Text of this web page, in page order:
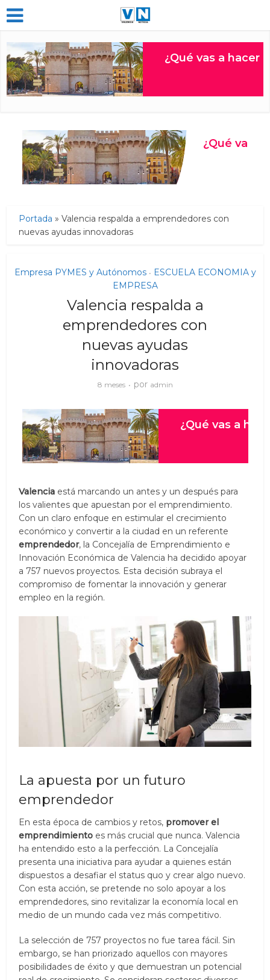
Portada »Valencia respalda a emprendedores con
nuevas ayudas innovadoras
Empresa PYMES y Autónomos • ESCUELA ECONOMIA y
EMPRESA
Valencia respalda a
emprendedores con
nuevas ayudas
innovadoras
8 meses por admin
Valencia está marcando un antes y un después para
los valientes que apuestan por el emprendimiento.
Con un claro enfoque en estimular el crecimiento
económico y convertir a la ciudad en un referente
emprendedor, la Concejalía de Emprendimiento e
Innovación Económica de Valencia ha decidido apoyar
a 757 nuevos proyectos. Esta decisión subraya el
compromiso de fomentar la innovación y generar
empleo en la región.
La apuesta por un futuro
emprendedor
En esta época de cambios y retos, promover el
emprendimiento es más crucial que nunca. Valencia
ha entendido esto a la perfección. La Concejalía
presenta una iniciativa para ayudar a quienes están
dispuestos a desafiar el status quo y crear algo nuevo.
Con esta acción, se pretende no solo apoyar a los
emprendedores, sino revitalizar la economía local en
medio de un mundo cada vez más competitivo.
La selección de 757 proyectos no fue tarea fácil. Sin
embargo, se han priorizado aquellos con mayores
posibilidades de éxito y que demuestran un potencial